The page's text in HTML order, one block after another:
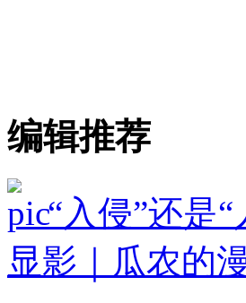
编辑推荐
“入侵”还是
显影｜瓜农的